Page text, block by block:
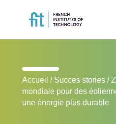
Accueil / Succes stories/
mondiale pour des
une énergie plus durable